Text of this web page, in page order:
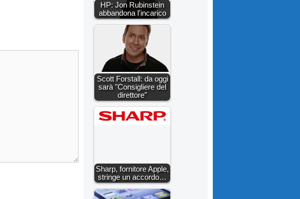
HP: Jon Rubinstein
abbandona l'incarico
Scott Forstall: da oggi
sarà "Consigliere del
direttore"
Sharp, fornitore Apple,
stringe un accordo…